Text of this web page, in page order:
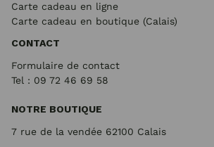
Carte cadeau en ligne
Carte cadeau en boutique (Calais)
CONTACT
Formulaire de contact
Tel : 09 72 46 69 58
NOTRE BOUTIQUE
7 rue de la vendée 62100 Calais